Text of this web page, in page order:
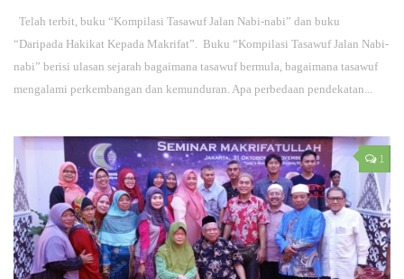
Telah terbit, buku “Kompilasi Tasawuf Jalan Nabi-nabi” dan buku
“Daripada Hakikat Kepada Makrifat”. Buku “Kompilasi Tasawuf Jalan Nabi-
nabi” berisi ulasan sejarah bagaimana tasawuf bermula, bagaimana tasawuf
mengalami perkembangan dan kemunduran. Apa perbedaan pendekatan...
1